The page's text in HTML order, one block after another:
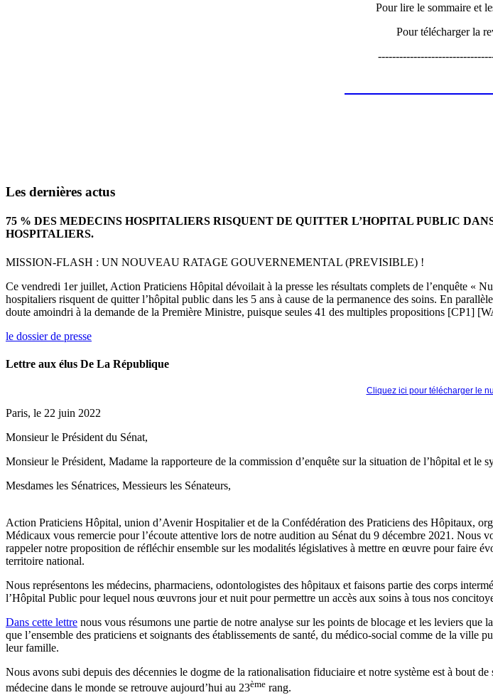
Pour lire le sommaire et
Pour télécharger la
Les dernières actus
75 % DES MEDECINS HOSPITALIERS RISQUENT DE QUITTER L’HOPITAL PUBLIC
HOSPITALIERS.
MISSION-FLASH : UN NOUVEAU RATAGE GOUVERNEMENTAL (PREVISIBLE) !
Ce vendredi 1er juillet, Action Praticiens Hôpital dévoilait à la presse les résultats complets de l’enquête «
hospitaliers risquent de quitter l’hôpital public dans les 5 ans à cause de la permanence des soins. En
doute amoindri à la demande de la Première Ministre, puisque seules 41 des multiples propositions [CP1]
le dossier de presse
Lettre aux élus De La République
Cliquez ici pour télécharger le
Paris, le 22 juin 2022
Monsieur le Président du Sénat,
Monsieur le Président, Madame la rapporteure de la commission d’enquête sur la situation de l’hôpital et le
Mesdames les Sénatrices, Messieurs les Sénateurs,
Action Praticiens Hôpital, union d’Avenir Hospitalier et de la Confédération des Praticiens des Hôpitaux,
Médicaux vous remercie pour l’écoute attentive lors de notre audition au Sénat du 9 décembre 2021.
rappeler notre proposition de réfléchir ensemble sur les modalités législatives à mettre en œuvre pour faire
territoire national.
Nous représentons les médecins, pharmaciens, odontologistes des hôpitaux et faisons partie des corps
l’Hôpital Public pour lequel nous œuvrons jour et nuit pour permettre un accès aux soins à tous nos
Dans cette lettre nous vous résumons une partie de notre analyse sur les points de blocage et les leviers
que l’ensemble des praticiens et soignants des établissements de santé, du médico-social comme de la ville
leur famille.
Nous avons subi depuis des décennies le dogme de la rationalisation fiduciaire et notre système est à bout
médecine dans le monde se retrouve aujourd’hui au 23ème rang.